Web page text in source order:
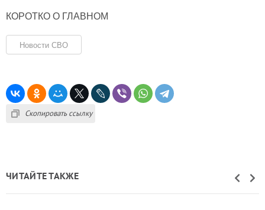
КОРОТКО О ГЛАВНОМ
Новости СВО
Скопировать ссылку
ЧИТАЙТЕ ТАКЖЕ